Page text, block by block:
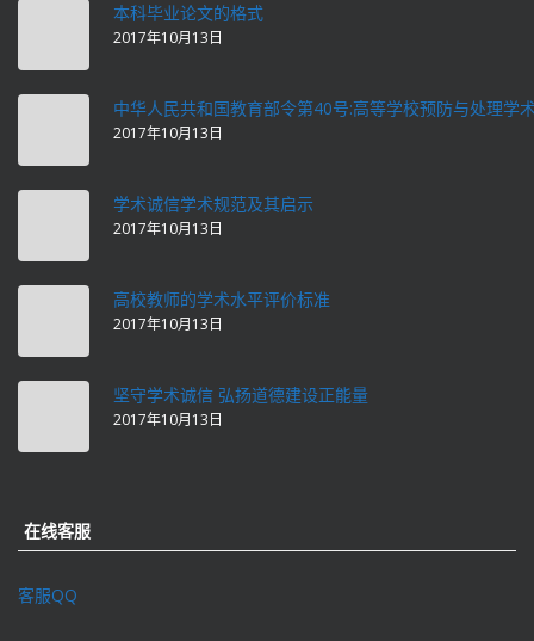
本科毕业论文的格式
2017年10月13日
中华人民共和国教育部令第40号:高等学校预防与处理学
2017年10月13日
学术诚信学术规范及其启示
2017年10月13日
高校教师的学术水平评价标准
2017年10月13日
坚守学术诚信 弘扬道德建设正能量
2017年10月13日
在线客服
客服QQ